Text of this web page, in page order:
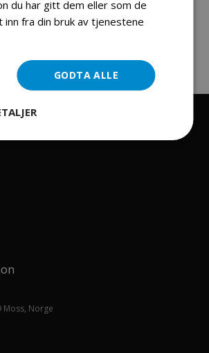
innen: Hjem, sport og fritids segmentet.
Moss, Norge
du har gitt dem eller som de
inn fra din bruk av tjenestene
GODTA ALLE